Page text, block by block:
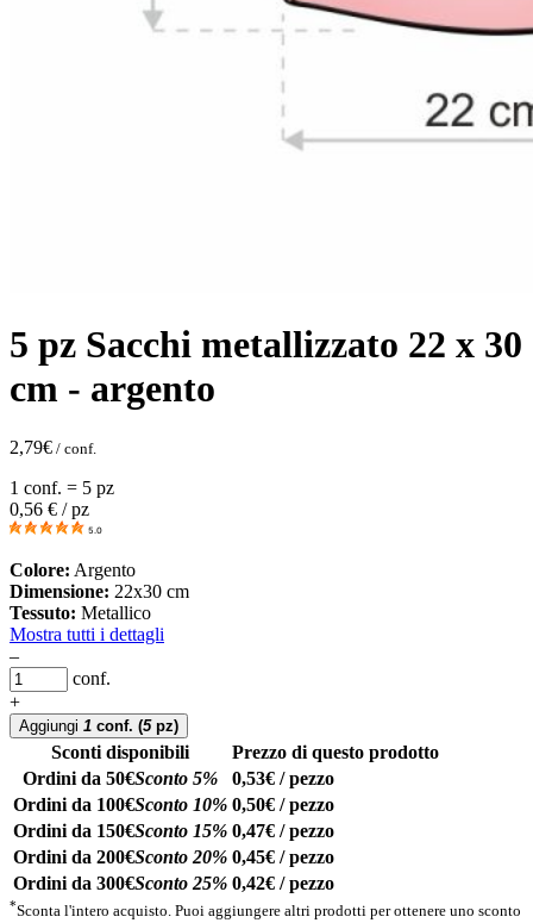
5 pz Sacchi metallizzato 22 x 30
cm - argento
2,79€ / conf.
1 conf. = 5 pz
0,56 € / pz
5.0
Colore: Argento
Dimensione: 22x30 cm
Tessuto: Metallico
Mostra tutti i dettagli
–
conf.
+
Aggiungi 1 conf. (5pz)
Sconti disponibili
Prezzo di questo prodotto
Ordini da 50€Sconto 5%
0,53€ / pezzo
Ordini da 100€Sconto 10% 0,50€ / pezzo
Ordini da 150€Sconto 15% 0,47€ / pezzo
Ordini da 200€Sconto 20% 0,45€ / pezzo
Ordini da 300€Sconto 25% 0,42€ / pezzo
*Sconta l'intero acquisto. Puoi aggiungere altri prodotti per ottenere uno sconto